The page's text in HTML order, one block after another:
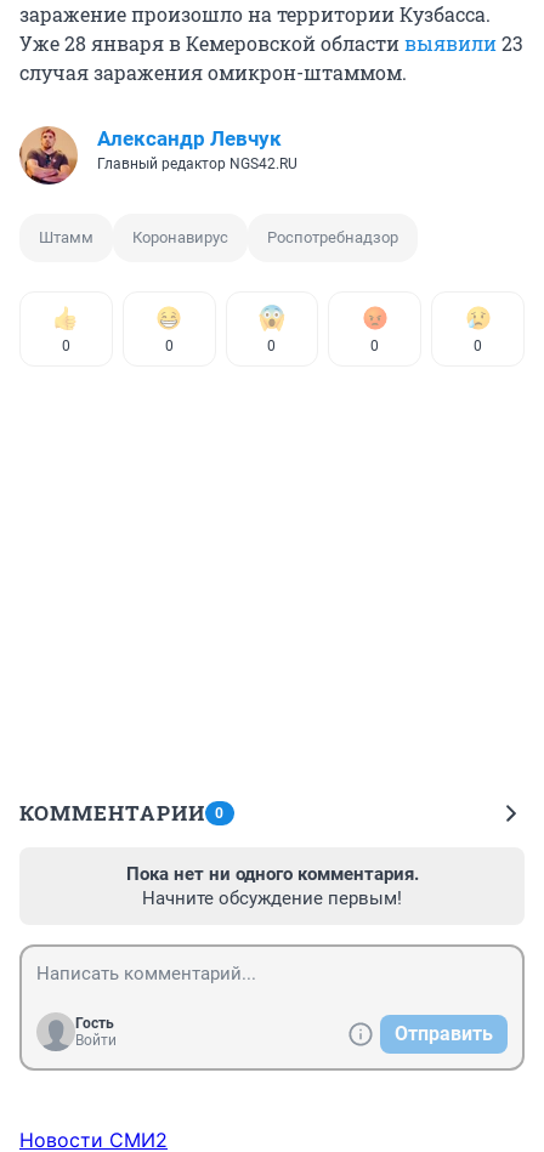
заражение произошло на территории Кузбасса.
Уже 28 января в Кемеровской областивыявили23
случая заражения омикрон-штаммом.
Александр Левчук
Главный редактор NGS42.RU
Штамм Коронавирус Роспотребнадзор
0 0 0 0 0
КОММЕНТАРИИ 0
Пока нет ни одного комментария.
Начните обсуждение первым!
Гость
Войти
Отправить
Новости СМИ2